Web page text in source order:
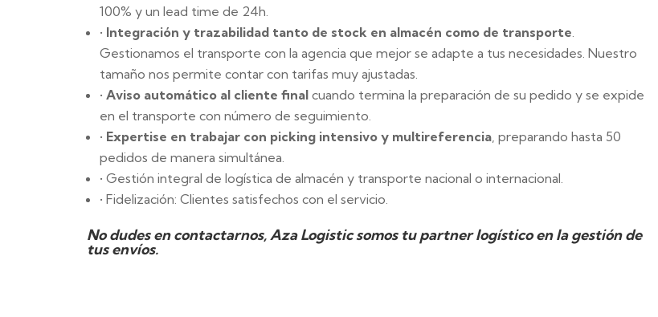
100% y un lead time de 24h.
• Integración y trazabilidad tanto de stock en almacén como de transporte.
Gestionamos el transporte con la agencia que mejor se adapte a tus necesidades. Nuestro
tamaño nos permite contar con tarifas muy ajustadas.
• Aviso automático al cliente finalcuando termina la preparación de su pedido y se expide
en el transporte con número de seguimiento.
• Expertise en trabajar con picking intensivo y multireferencia, preparando hasta 50
pedidos de manera simultánea.
• Gestión integral de logística de almacén y transporte nacional o internacional.
• Fidelización: Clientes satisfechos con el servicio.
No dudes en contactarnos, Aza Logistic somos tu partner logístico en la gestión de
tus envíos.